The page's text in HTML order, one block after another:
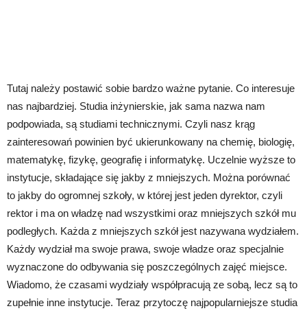
Tutaj należy postawić sobie bardzo ważne pytanie. Co interesuje
nas najbardziej. Studia inżynierskie, jak sama nazwa nam
podpowiada, są studiami technicznymi. Czyli nasz krąg
zainteresowań powinien być ukierunkowany na chemię, biologię,
matematykę, fizykę, geografię i informatykę. Uczelnie wyższe to
instytucje, składające się jakby z mniejszych. Można porównać
to jakby do ogromnej szkoły, w której jest jeden dyrektor, czyli
rektor i ma on władzę nad wszystkimi oraz mniejszych szkół mu
podległych. Każda z mniejszych szkół jest nazywana wydziałem.
Każdy wydział ma swoje prawa, swoje władze oraz specjalnie
wyznaczone do odbywania się poszczególnych zajęć miejsce.
Wiadomo, że czasami wydziały współpracują ze sobą, lecz są to
zupełnie inne instytucje. Teraz przytoczę najpopularniejsze studia